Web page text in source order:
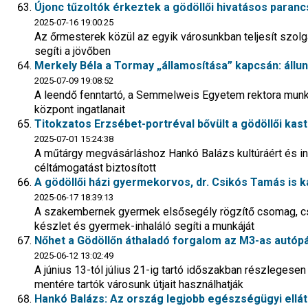
Újonc tűzoltók érkeztek a gödöllői hivatásos
2025-07-16 19:00:25
Az őrmesterek közül az egyik városunkban teljesít
segíti a jövőben
Merkely Béla a Tormay „államosítása” kapcsán:
2025-07-09 19:08:52
A leendő fenntartó, a Semmelweis Egyetem rektora
központ ingatlanait
Titokzatos Erzsébet-portréval bővült a gödöllői
2025-07-01 15:24:38
A műtárgy megvásárláshoz Hankó Balázs kultúráért és
céltámogatást biztosított
A gödöllői házi gyermekorvos, dr. Csikós Tamás is
2025-06-17 18:39:13
A szakembernek gyermek elsősegély rögzítő csomag,
készlet és gyermek-inhaláló segíti a munkáját
Nőhet a Gödöllőn áthaladó forgalom az M3-as
2025-06-12 13:02:49
A június 13-tól július 21-ig tartó időszakban
mentére tartók városunk útjait használhatják
Hankó Balázs: Az ország legjobb egészségügyi